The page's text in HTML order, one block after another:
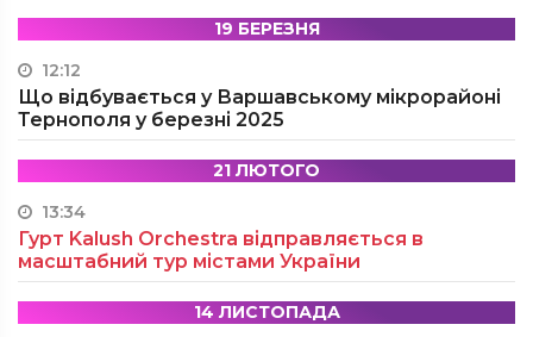
19 БЕРЕЗНЯ
12:12
Що відбувається у Варшавському мікрорайоні
Тернополя у березні 2025
21 ЛЮТОГО
13:34
Гурт Kalush Orchestra відправляється в
масштабний тур містами України
14 ЛИСТОПАДА